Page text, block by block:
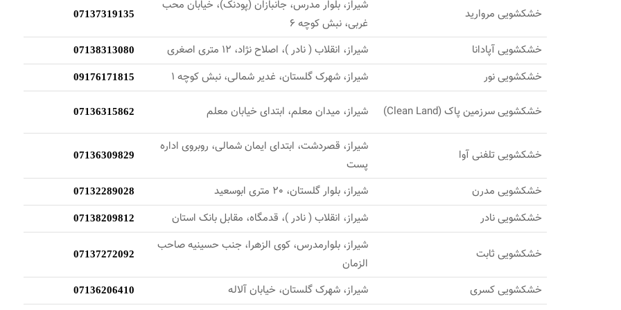
خشکشویی مروارید
شیراز، بلوار مدرس، جانبازان (پودنک)، خیابان محب
غربی، نبش کوچه 6
07137319135
خشکشویی آپادانا شیراز، انقلاب ( نادر )، اصلاح نژاد، 12 متری اصغری 07138313080
خشکشویی نور شیراز، شهرک گلستان، غدیر شمالی، نبش کوچه 1 09176171815
خشکشویی سرزمین پاک (Clean Land) شیراز، میدان معلم، ابتدای خیابان معلم 07136315862
خشکشویی تلفنی آوا
شیراز، قصردشت، ابتدای ایمان شمالی، روبروی اداره
پست
07136309829
خشکشویی مدرن شیراز، بلوار گلستان، 20 متری ابوسعید 07132289028
خشکشویی نادر شیراز، انقلاب ( نادر )، قدمگاه، مقابل بانک استان 07138209812
خشکشویی ثابت
شیراز، بلوارمدرس، کوی الزهرا، جنب حسینیه صاحب
الزمان
07137272092
خشکشویی کسری شیراز، شهرک گلستان، خیابان آلاله 07136206410